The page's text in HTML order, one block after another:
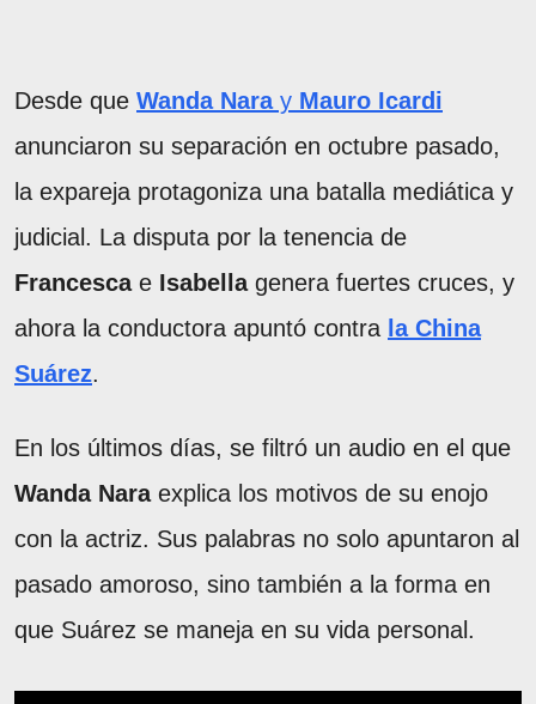
Desde que Wanda Naray Mauro Icardi
anunciaron su separación en octubre pasado,
la expareja protagoniza una batalla mediática y
judicial. La disputa por la tenencia de
Francescae Isabellagenera fuertes cruces, y
ahora la conductora apuntó contra la China
Suárez.
En los últimos días, se filtró un audio en el que
Wanda Naraexplica los motivos de su enojo
con la actriz. Sus palabras no solo apuntaron al
pasado amoroso, sino también a la forma en
que Suárez se maneja en su vida personal.